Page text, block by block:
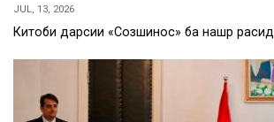
JUL, 13, 2026
Китоби дарсии «Созшиносӣ» ба нашр расид